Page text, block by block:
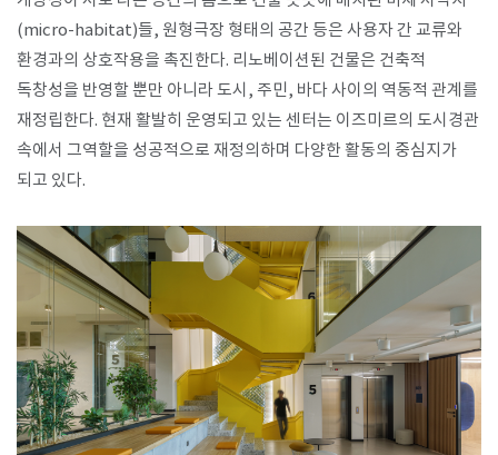
(micro-habitat)들, 원형극장 형태의 공간 등은 사용자 간 교류와
환경과의 상호작용을 촉진한다. 리노베이션된 건물은 건축적
독창성을 반영할 뿐만 아니라 도시, 주민, 바다 사이의 역동적 관계를
재정립한다. 현재 활발히 운영되고 있는 센터는 이즈미르의 도시경관
속에서 그역할을 성공적으로 재정의하며 다양한 활동의 중심지가
되고 있다.